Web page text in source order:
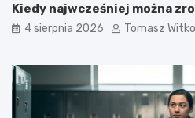
Kiedy najwcześniej można
4 sierpnia 2026 Tomasz